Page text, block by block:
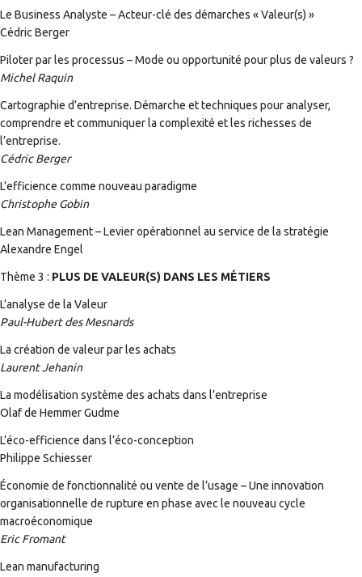
Le Business Analyste – Acteur-clé des démarches « Valeur(s) »
Cédric Berger
Piloter par les processus – Mode ou opportunité pour plus de valeurs ?
Michel Raquin
Cartographie d’entreprise. Démarche et techniques pour analyser,
comprendre et communiquer la complexité et les richesses de
l’entreprise.
Cédric Berger
L’efficience comme nouveau paradigme
Christophe Gobin
Lean Management – Levier opérationnel au service de la stratégie
Alexandre Engel
Thème 3 : PLUS DE VALEUR(S) DANS LES MÉTIERS
L’analyse de la Valeur
Paul-Hubert des Mesnards
La création de valeur par les achats
Laurent Jehanin
La modélisation système des achats dans l’entreprise
Olaf de Hemmer Gudme
L’éco-efficience dans l’éco-conception
Philippe Schiesser
Économie de fonctionnalité ou vente de l’usage – Une innovation
organisationnelle de rupture en phase avec le nouveau cycle
macroéconomique
Eric Fromant
Lean manufacturing